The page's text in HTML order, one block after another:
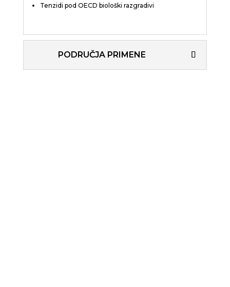
Tenzidi pod OECD biološki razgradivi
PODRUČJA PRIMENE